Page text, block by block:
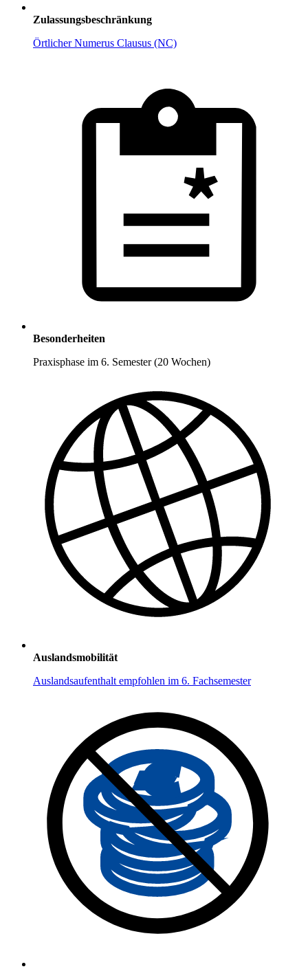
Zulassungsbeschränkung
Örtlicher Numerus Clausus (NC)
Besonderheiten
Praxisphase im 6. Semester (20 Wochen)
Auslandsmobilität
Auslandsaufenthalt empfohlen im 6. Fachsemester